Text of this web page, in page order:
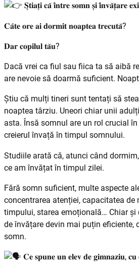
𝐒̦𝐭𝐢𝐚𝐭̦𝐢 𝐜𝐚̆ 𝐢̂𝐧𝐭𝐫𝐞 𝐬𝐨𝐦𝐧 𝐬̦𝐢 𝐢̂𝐧𝐯𝐚̆𝐭̦𝐚𝐫𝐞
𝐂𝐚̂𝐭𝐞 𝐨𝐫𝐞 𝐚𝐢 𝐝𝐨𝐫𝐦𝐢𝐭 𝐧𝐨𝐚𝐩𝐭𝐞𝐚 𝐭𝐫𝐞𝐜𝐮𝐭𝐚̆?
𝐃𝐚𝐫 𝐜𝐨𝐩𝐢𝐥𝐮𝐥 𝐭𝐚̆𝐮?
Dacă vrei ca fiul sau fiica ta să aibă
are nevoie să doarmă suficient.
Știu că mulți tineri sunt tentați să
noaptea târziu. Uneori chiar unii
asta. Însă somnul are un rol crucial
creierul învață în timpul somnului.
Studiile arată că, atunci când dormim,
ce am învățat în timpul zilei.
Fără somn suficient, multe aspecte
concentrarea atenției, capacitatea de
timpului, starea emoțională… Chiar și
de învățare devin mai puțin eficiente,
somn.
𝐂𝐞 𝐬𝐩𝐮𝐧𝐞 𝐮𝐧 𝐞𝐥𝐞𝐯 𝐝𝐞 𝐠𝐢𝐦𝐧𝐚𝐳𝐢𝐮, 𝐜𝐮